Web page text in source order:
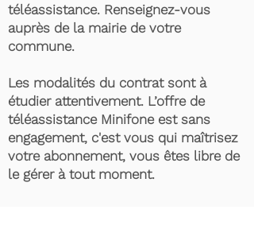
téléassistance. Renseignez-vous
auprès de la mairie de votre
commune.
Les modalités du contrat sont à
étudier attentivement. L’offre de
téléassistance Minifone est sans
engagement, c'est vous qui maîtrisez
votre abonnement, vous êtes libre de
le gérer à tout moment.